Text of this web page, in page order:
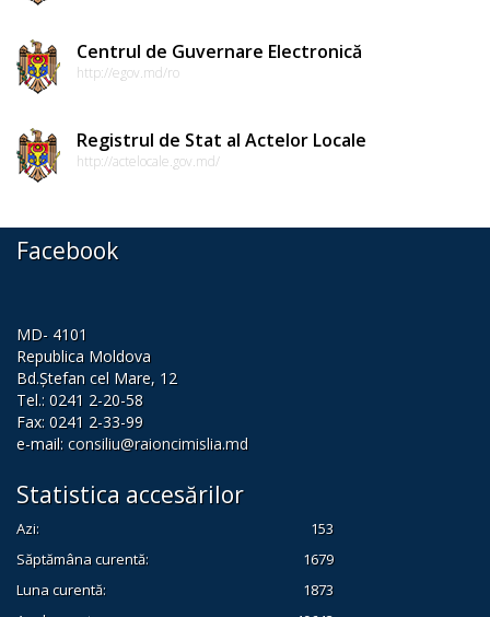
raional
de
dezvoltare
a
raionului
pentru
perioada
2022
—
2028
de
dezvoltare
Centrul de Guvernare Electronică
http://egov.md/ro
Registrul de Stat al Actelor Locale
http://actelocale.gov.md/
Facebook
MD- 4101
Republica Moldova
Bd.Ștefan cel Mare, 12
Tel.: 0241 2-20-58
Fax: 0241 2-33-99
e-mail: consiliu@raioncimislia.md
Statistica accesărilor
Azi:
153
Săptămâna curentă:
1679
Luna curentă:
1873